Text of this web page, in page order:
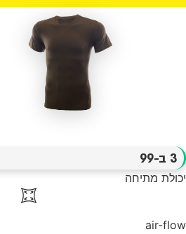
3 ב-99
יכולת מתיחה
air-flow